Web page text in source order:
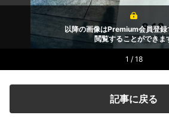
以降の画像はPremium会員登録
閲覧することができま
1 / 18
記事に戻る